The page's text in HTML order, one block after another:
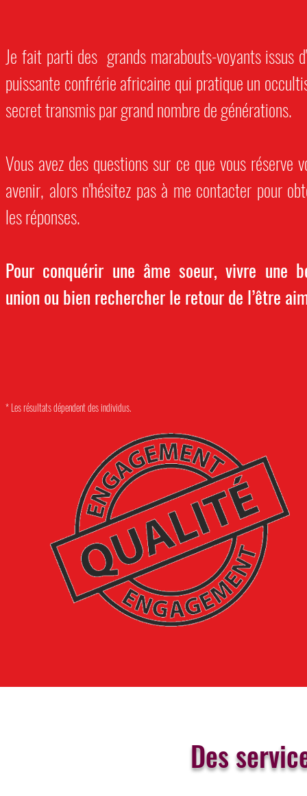
Je fait parti des grands marabouts-voyants issus
puissante confrérie africaine qui pratique un
secret transmis par grand nombre de générations.
Vous avez des questions sur ce que vous réserve
avenir, alors n'hésitez pas à me contacter pour
les réponses.
Pour conquérir une âme soeur, vivre une
union ou bien rechercher le retour de l’être
* Les résultats dépendent des individus.
Des